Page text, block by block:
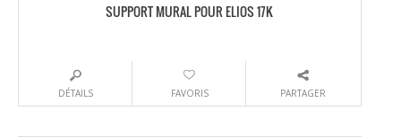
SUPPORT MURAL POUR ELIOS 17K
DÉTAILS FAVORIS PARTAGER